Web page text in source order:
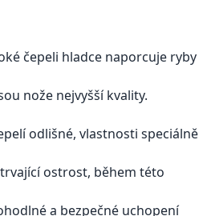
čepeli hladce naporcuje ryby
nože nejvyšší kvality.
odlišné, vlastnosti speciálně
ostrost, během této
a bezpečné uchopení